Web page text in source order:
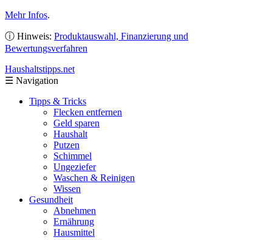
Mehr Infos.
ⓘ Hinweis: Produktauswahl, Finanzierung und
Bewertungsverfahren
Haushaltstipps.net
☰ Navigation
Tipps & Tricks
Flecken entfernen
Geld sparen
Haushalt
Putzen
Schimmel
Ungeziefer
Waschen & Reinigen
Wissen
Gesundheit
Abnehmen
Ernährung
Hausmittel